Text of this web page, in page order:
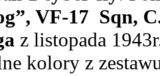
VF-17 Sqn,
z listopada
kolory z